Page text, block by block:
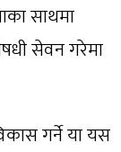
साथमा
सेवन गरेमा
गर्ने या यस